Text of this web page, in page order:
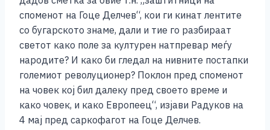
споменот на Гоце Делчев“, кои ги кинат лентите
со бугарското знаме, дали и тие го разбираат
светот како поле за културен натпревар меѓу
народите? И како би гледал на нивните постапки
големиот револуционер? Поклон пред споменот
на човек кој бил далеку пред своето време и
како човек, и како Европеец“, изјави Радуков на
4 мај пред саркофагот на Гоце Делчев.